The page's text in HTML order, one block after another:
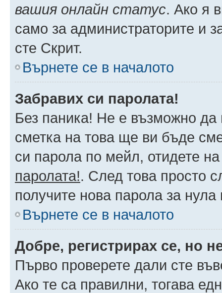
вашия онлайн статус. Ако я
само за администраторите и
сте Скрит.
Върнете се в началото
Забравих си паролата!
Без паника! Не е възможно да
сметка на това ще ви бъде
си парола по мейл, отидете
паролата!. След това просто
получите нова парола за
Върнете се в началото
Добре, регистрирах се, но
Първо проверете дали сте
Ако те са правилни, тогава